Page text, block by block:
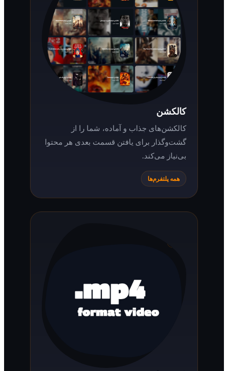
کالکشن‌های جذاب و آماده، شما را از
گشت‌وگذار برای یافتن قسمت بعدی هر محتوا
بی‌نیاز می‌کند.
همه پلتفرم‌ها